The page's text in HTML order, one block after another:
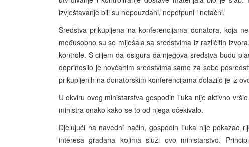
izvještavanje bili su nepouzdani, nepotpuni i netačni.
Sredstva prikupljena na konferencijama donatora, koja
međusobno su se miješala sa sredstvima iz različitih
kontrole. S ciljem da osigura da njegova sredstva budu
doprinosilo je novčanim sredstvima samo za sebe
prikupljenih na donatorskim konferencijama dolazilo je iz
U okviru ovog ministarstva gospodin Tuka nije aktivno
ministra onako kako se to od njega očekivalo.
Djelujući na navedni način, gospodin Tuka nije pokazao
interesa građana kojima služi ovo ministarstvo.